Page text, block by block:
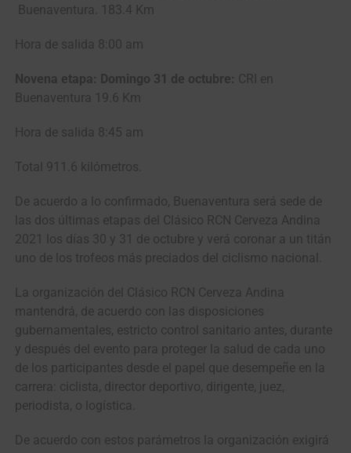
Buenaventura. 183.4 Km
Hora de salida 8:00 am
Novena etapa: Domingo 31 de octubre: CRI en
Buenaventura 19.6 Km
Hora de salida 8:45 am
Total 911.6 kilómetros.
De acuerdo a lo confirmado, Buenaventura será sede de
las dos últimas etapas del Clásico RCN Cerveza Andina
2021 los días 30 y 31 de octubre y verá coronar a un titán
uno de los trofeos más preciados del ciclismo nacional.
La organización del Clásico RCN Cerveza Andina
mantendrá, de acuerdo con las disposiciones
gubernamentales, estricto control sanitario antes, durante
y después del evento para proteger la salud de cada uno
de los participantes desde el papel que desempeñe en la
carrera: ciclista, director deportivo, dirigente, juez,
periodista, o logística.
De acuerdo con estos parámetros la organización exigirá